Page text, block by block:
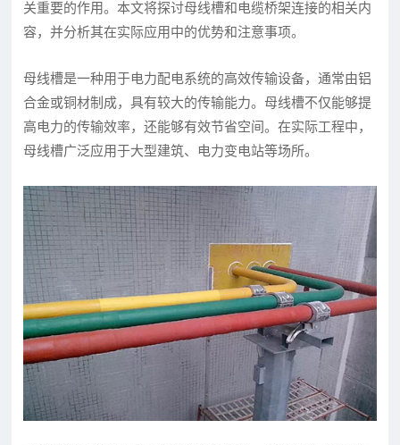
关重要的作用。本文将探讨母线槽和电缆桥架连接的相关内
容，并分析其在实际应用中的优势和注意事项。
母线槽是一种用于电力配电系统的高效传输设备，通常由铝
合金或铜材制成，具有较大的传输能力。母线槽不仅能够提
高电力的传输效率，还能够有效节省空间。在实际工程中，
母线槽广泛应用于大型建筑、电力变电站等场所。